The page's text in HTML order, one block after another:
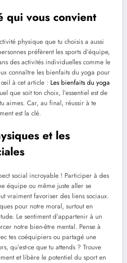
qui vous convient
physique que tu choisis a aussi
préfèrent les sports d’équipe,
des activités individuelles comme le
connaître les bienfaits du yoga pour
œil à cet article : Les bienfaits du yoga
que soit ton choix, l’essentiel est de
aimes. Car, au final, réussir à te
est la clé.
et les
social incroyable ! Participer à des
équipe ou même juste aller se
vraiment favoriser des liens sociaux.
pour notre moral, surtout en
Le sentiment d’appartenir à un
notre bien-être mental. Pense à
tes coéquipiers ou partagé une
qu’est-ce que tu attends ? Trouve
et libère le potentiel du sport en